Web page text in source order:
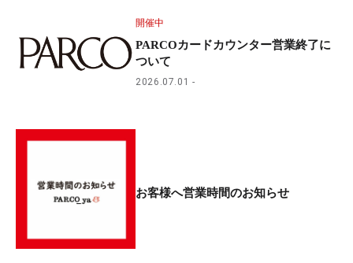
開催中
PARCOカードカウンター営業終了に
ついて
2026.07.01
お客様へ営業時間のお知らせ